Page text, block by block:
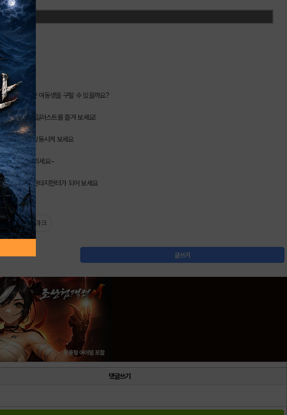
개 ◀
!
알,
다!
기 과연 알은 여동생을 구할 수 있을까요?
게 해 주는 일러스트를 즐겨 보세요!
로 스킬을 발동시켜 보세요
즐거움을 누리세요~
들을 모아 판타지헌터가 되어 보세요
북마크
글쓰기
댓글쓰기